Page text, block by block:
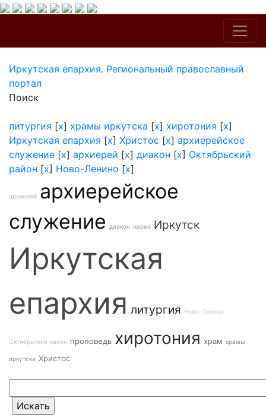
Иркутская епархия. Региональный православный
портал
Поиск
литургия [x] храмы иркутска [x] хиротония [x]
Иркутская епархия [x] Христос [x] архиерейское
служение [x] архиерей [x] диакон [x] Октябрьский
район [x] Ново-Ленино [x]
архиерей архиерейское
служение
диакон иерей Иркутск
Иркутская
епархия литургия Ново-Ленино
Октябрьский район проповедь хиротония храм храмы
иркутска Христос